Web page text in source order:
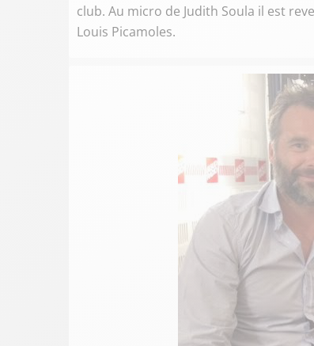
club. Au micro de Judith Soula il est
Louis Picamoles.